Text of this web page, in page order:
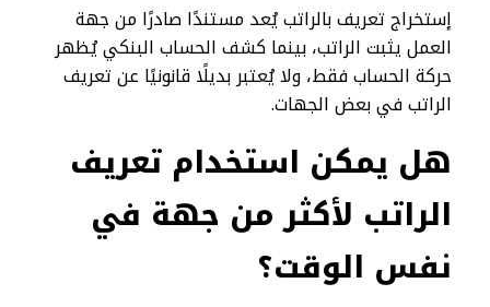
إستخراج تعريف بالراتب يُعد مستندًا صادرًا من جهة
العمل يثبت الراتب، بينما كشف الحساب البنكي يُظهر
حركة الحساب فقط، ولا يُعتبر بديلًا قانونيًا عن تعريف
الراتب في بعض الجهات.
هل يمكن استخدام تعريف
الراتب لأكثر من جهة في
نفس الوقت؟